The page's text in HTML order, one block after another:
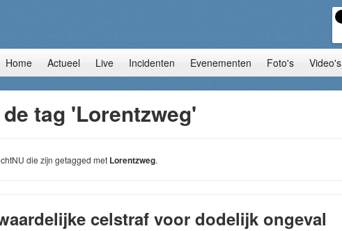
Home Actueel Live Incidenten Evenementen Foto's Video's
tag 'Lorentzweg'
die zijn getagged met Lorentzweg.
celstraf voor dodelijk ongeval